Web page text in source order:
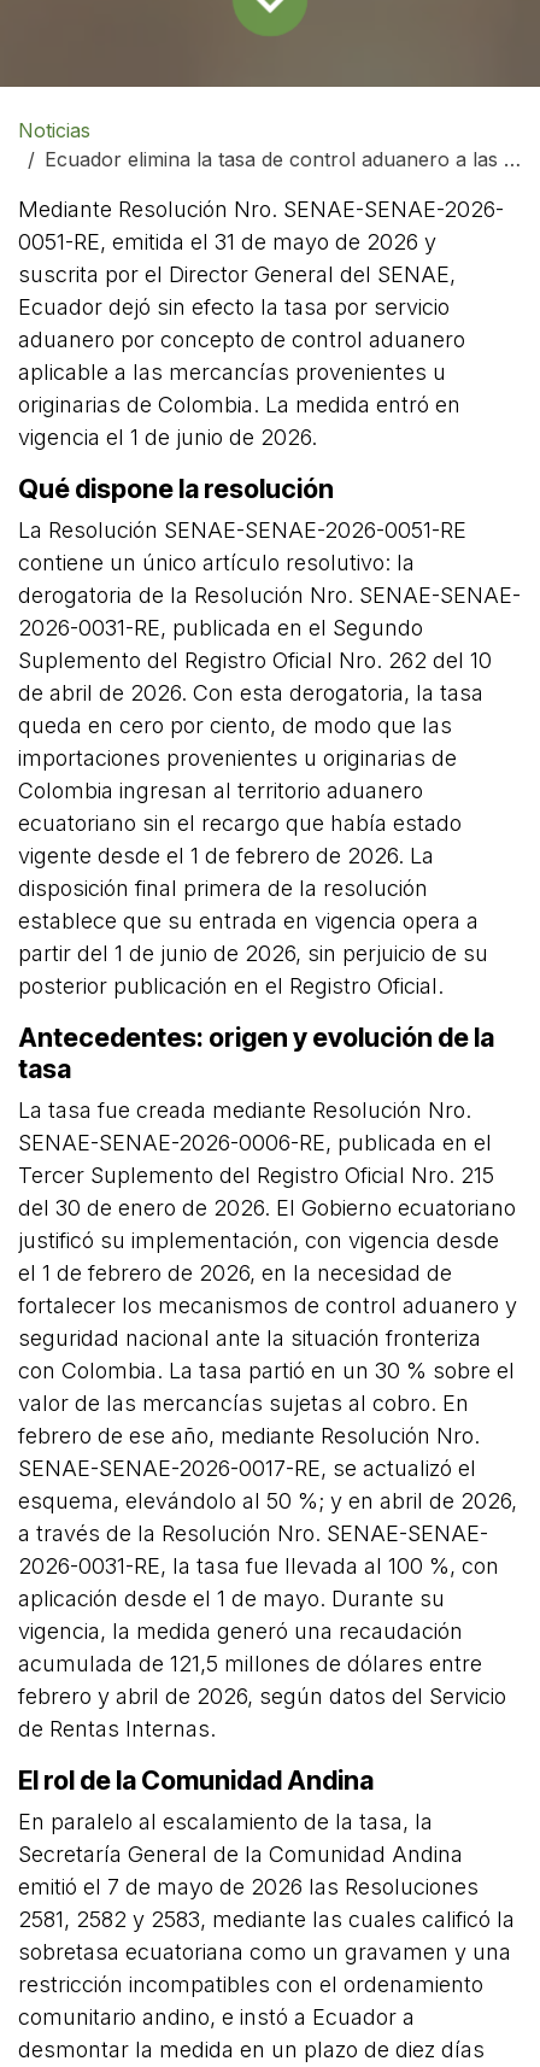
Noticias
Ecuador elimina la tasa de control aduanero a las importaciones provenientes de Colombia
Mediante Resolución Nro. SENAE-SENAE-2026-
0051-RE, emitida el 31 de mayo de 2026 y
suscrita por el Director General del SENAE,
Ecuador dejó sin efecto la tasa por servicio
aduanero por concepto de control aduanero
aplicable a las mercancías provenientes u
originarias de Colombia. La medida entró en
vigencia el 1 de junio de 2026.
Qué dispone la resolución
La Resolución SENAE-SENAE-2026-0051-RE
contiene un único artículo resolutivo: la
derogatoria de la Resolución Nro. SENAE-SENAE-
2026-0031-RE, publicada en el Segundo
Suplemento del Registro Oficial Nro. 262 del 10
de abril de 2026. Con esta derogatoria, la tasa
queda en cero por ciento, de modo que las
importaciones provenientes u originarias de
Colombia ingresan al territorio aduanero
ecuatoriano sin el recargo que había estado
vigente desde el 1 de febrero de 2026. La
disposición final primera de la resolución
establece que su entrada en vigencia opera a
partir del 1 de junio de 2026, sin perjuicio de su
posterior publicación en el Registro Oficial.
Antecedentes: origen y evolución de la
tasa
La tasa fue creada mediante Resolución Nro.
SENAE-SENAE-2026-0006-RE, publicada en el
Tercer Suplemento del Registro Oficial Nro. 215
del 30 de enero de 2026. El Gobierno ecuatoriano
justificó su implementación, con vigencia desde
el 1 de febrero de 2026, en la necesidad de
fortalecer los mecanismos de control aduanero y
seguridad nacional ante la situación fronteriza
con Colombia. La tasa partió en un 30 % sobre el
valor de las mercancías sujetas al cobro. En
febrero de ese año, mediante Resolución Nro.
SENAE-SENAE-2026-0017-RE, se actualizó el
esquema, elevándolo al 50 %; y en abril de 2026,
a través de la Resolución Nro. SENAE-SENAE-
2026-0031-RE, la tasa fue llevada al 100 %, con
aplicación desde el 1 de mayo. Durante su
vigencia, la medida generó una recaudación
acumulada de 121,5 millones de dólares entre
febrero y abril de 2026, según datos del Servicio
de Rentas Internas.
El rol de la Comunidad Andina
En paralelo al escalamiento de la tasa, la
Secretaría General de la Comunidad Andina
emitió el 7 de mayo de 2026 las Resoluciones
2581, 2582 y 2583, mediante las cuales calificó la
sobretasa ecuatoriana como un gravamen y una
restricción incompatibles con el ordenamiento
comunitario andino, e instó a Ecuador a
desmontar la medida en un plazo de diez días